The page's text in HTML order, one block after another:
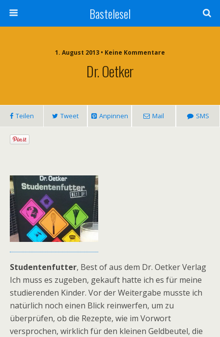
Bastelesel
1. August 2013 • Keine Kommentare
Dr. Oetker
Teilen Tweet Anpinnen Mail SMS
Studentenfutter, Best of aus dem Dr. Oetker Verlag
Ich muss es zugeben, gekauft hatte ich es für meine
studierenden Kinder. Vor der Weitergabe musste ich
natürlich noch einen Blick reinwerfen, um zu
überprüfen, ob die Rezepte, wie im Vorwort
versprochen, wirklich für den kleinen Geldbeutel, die